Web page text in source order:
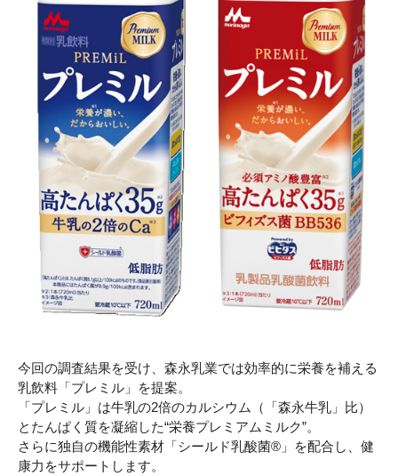
今回の調査結果を受け、森永乳業では効率的に栄養を補える
乳飲料「プレミル」を提案。
「プレミル」は牛乳の2倍のカルシウム（「森永牛乳」比）
とたんぱく質を凝縮した“栄養プレミアムミルク”。
さらに独自の機能性素材「シールド乳酸菌®」を配合し、健
康力をサポートします。